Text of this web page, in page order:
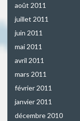
août 2011
juillet 2011
juin 2011
mai 2011
avril 2011
mars 2011
février 2011
janvier 2011
décembre 2010